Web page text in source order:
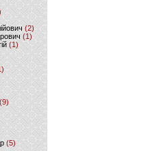
(2)
(1)
(1)
(9)
(5)